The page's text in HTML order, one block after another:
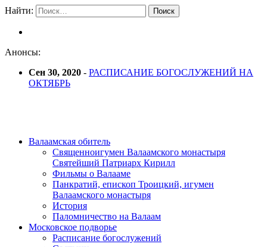
Найти:
Анонсы:
Сен 30, 2020 - РАСПИСАНИЕ БОГОСЛУЖЕНИЙ НА
ОКТЯБРЬ
Валаамская обитель
Священноигумен Валаамского монастыря
Святейший Патриарх Кирилл
Фильмы о Валааме
Панкратий, епископ Троицкий, игумен
Валаамского монастыря
История
Паломничество на Валаам
Московское подворье
Расписание богослужений